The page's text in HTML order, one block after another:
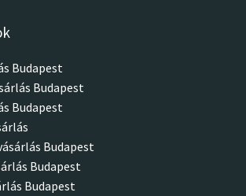
Budapest
Budapest
Budapest
Budapest
Budapest
Budapest